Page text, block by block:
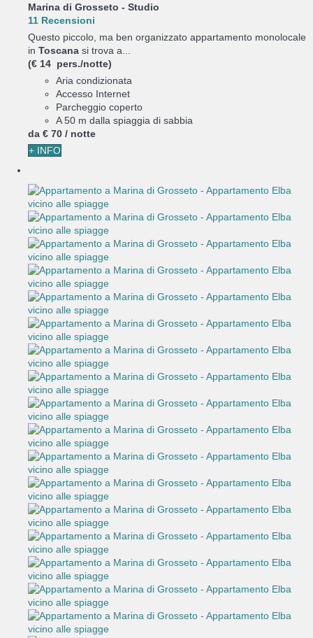
Marina di Grosseto - Studio
11 Recensioni
Questo piccolo, ma ben organizzato appartamento monolocale
in Toscana si trova a...
(€ 14 pers./notte)
Aria condizionata
Accesso Internet
Parcheggio coperto
A 50 m dalla spiaggia di sabbia
da € 70 / notte
+ INFO